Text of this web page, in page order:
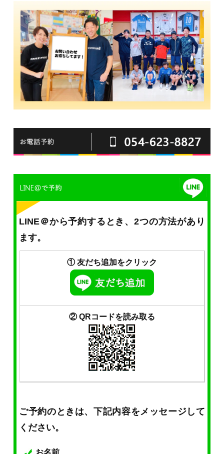
LINE＠から予約するとき、2つの方法があり
ます。
① 友だち追加をクリック
② QRコードを読み取る
ご予約のときは、下記内容をメッセージして
ください。
お名前